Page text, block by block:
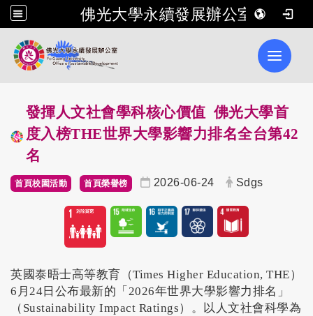
佛光大學永續發展辦公室
Toggle
發揮人文社會學科核心價值 佛光大學首
度入榜THE世界大學影響力排名全台第42
名
首頁校園活動 首頁榮譽榜 2026-06-24 Sdgs
英國泰晤士高等教育（Times Higher Education, THE）
6月24日公布最新的「2026年世界大學影響力排名」
（Sustainability Impact Ratings）。以人文社會科學為